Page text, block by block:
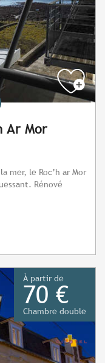
Ar Mor
mer, le Roc’h ar Mor
Rénové
À partir de
70 €
Chambre double